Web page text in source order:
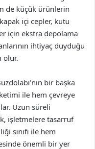
de küçük ürünlerin
içi cepler, kutu
için ekstra depolama
ihtiyaç duyduğu
olur.
bir başka
ile hem çevreye
Uzun süreli
işletmelere tasarruf
sınıfı ile hem
önemli bir yer